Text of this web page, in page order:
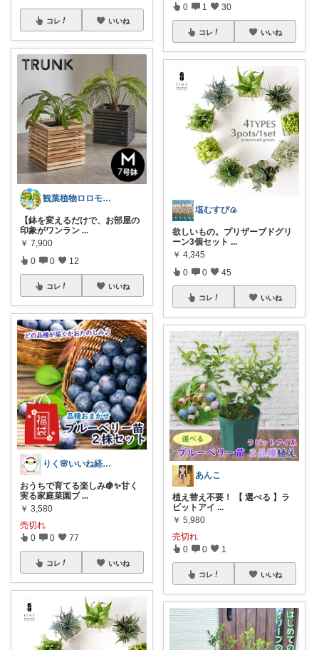
コレ いいね
観葉植物ロロモ🌿おしゃれ部屋
【鉢を変えるだけで、お部屋の
印象がワンラン ...
￥ 7,900
0 0 12
コレ いいね
りく🌸いいね経由購入ありがとう💕
おうちで育てる楽しみ🍇✨甘く
実る家庭菜園ブ ...
￥ 3,580
売切れ
0 0 77
コレ いいね
0 1 30
コレ いいね
塩むすび🍙
欲しいもの。プリザーブドグリ
ーン3個セット ...
￥ 4,345
0 0 45
コレ いいね
あんこ
植え替え不要！ 【 選べる 】ラ
ビットアイ ...
￥ 5,980
売切れ
0 0 1
コレ いいね